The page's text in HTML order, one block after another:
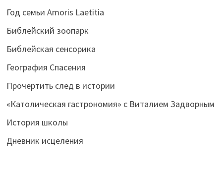
Год семьи Amoris Laetitia
Библейский зоопарк
Библейская сенсорика
География Спасения
Прочертить след в истории
«Католическая гастрономия» с Виталием Задворным
История школы
Дневник исцеления